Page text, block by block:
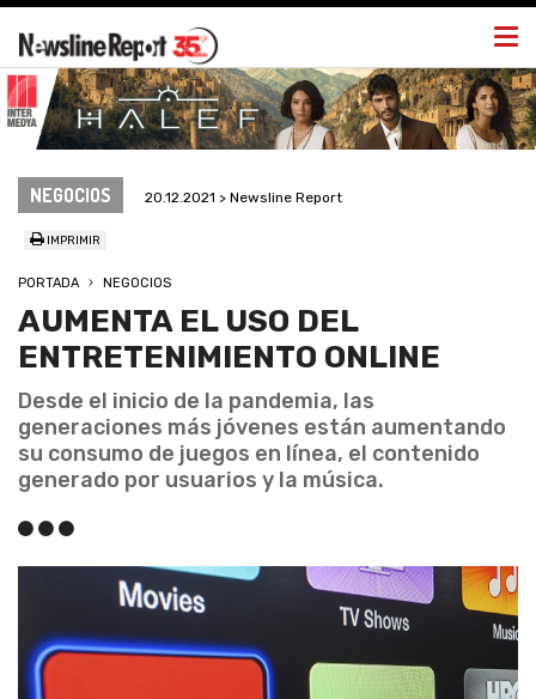
NEGOCIOS 20.12.2021 > Newsline Report
IMPRIMIR
PORTADA NEGOCIOS
AUMENTA EL USO DEL
ENTRETENIMIENTO ONLINE
Desde el inicio de la pandemia, las
generaciones más jóvenes están aumentando
su consumo de juegos en línea, el contenido
generado por usuarios y la música.